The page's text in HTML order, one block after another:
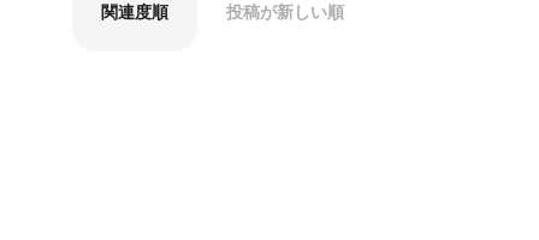
関連度順 投稿が新しい順